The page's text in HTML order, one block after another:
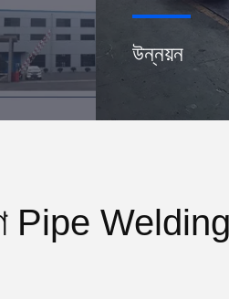
উন্নয়ন
Pipe